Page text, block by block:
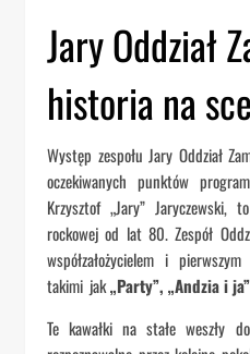
Jary Oddział
historia na
Występ zespołu Jary Oddział
oczekiwanych punktów
Krzysztof „Jary” Jaryczewski,
rockowej od lat 80. Zespół
współzałożycielem i
takimi jak„Party”, „Andzia i
Te kawałki na stałe weszły